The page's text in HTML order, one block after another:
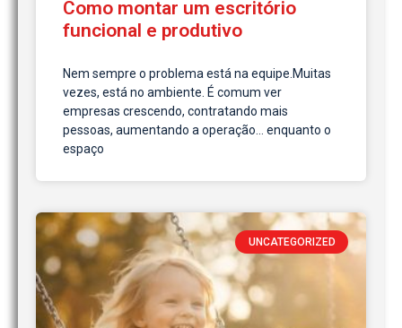
Como montar um escritório
funcional e produtivo
Nem sempre o problema está na equipe.Muitas
vezes, está no ambiente. É comum ver
empresas crescendo, contratando mais
pessoas, aumentando a operação… enquanto o
espaço
UNCATEGORIZED